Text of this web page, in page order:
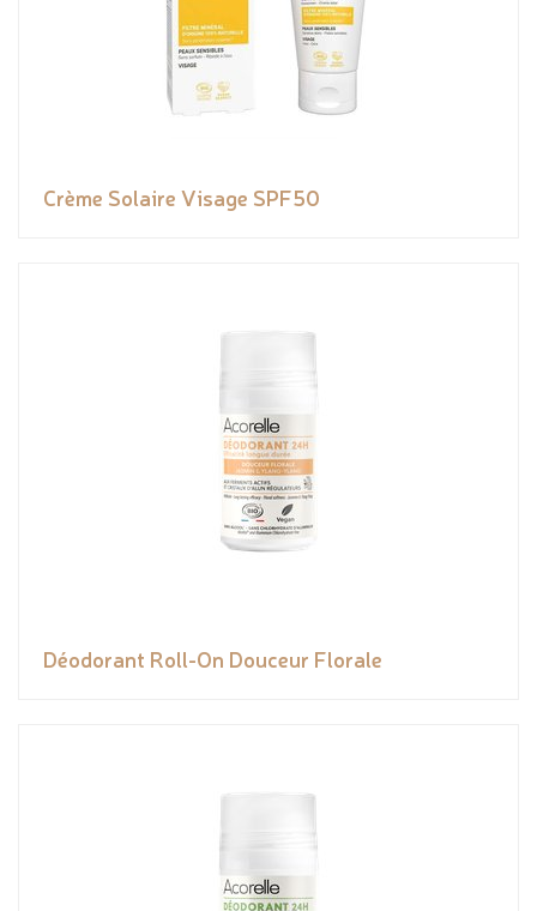
Crème Solaire Visage SPF50
Déodorant Roll-On Douceur Florale